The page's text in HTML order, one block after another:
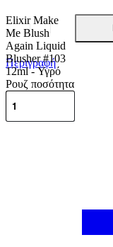
Elixir Make
Me Blush
Again Liquid
Blusher #103
12ml - Υγρό
Ρουζ ποσότητα
Περιγραφή